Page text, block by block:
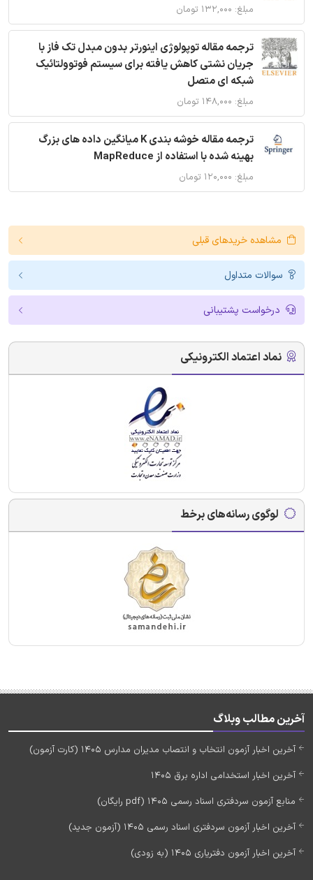
مبلغ: ۱۳۲,۰۰۰ تومان
ترجمه مقاله توپولوژی اینورتر بدون مبدل تک فاز با
جریان نشتی کاهش یافته برای سیستم فوتوولتائیک
شبکه ای متصل
مبلغ: ۱۴۸,۰۰۰ تومان
ترجمه مقاله خوشه بندی K میانگین داده های بزرگ
بهینه شده با استفاده از MapReduce
مبلغ: ۱۲۰,۰۰۰ تومان
مشاهده خریدهای قبلی
سوالات متداول
درخواست پشتیبانی
نماد اعتماد الکترونیکی
لوگوی رسانه‌های برخط
آخرین مطالب وبلاگ
آخرین اخبار آزمون انتخاب و انتصاب مدیران مدارس 1405 (کارت آزمون)
آخرین اخبار استخدامی اداره برق 1405
منابع آزمون سردفتری اسناد رسمی 1405 (pdf رایگان)
آخرین اخبار آزمون سردفتری اسناد رسمی 1405 (آزمون جدید)
آخرین اخبار آزمون دفتریاری 1405 (به زودی)